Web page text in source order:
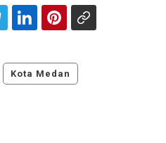
Kota Medan